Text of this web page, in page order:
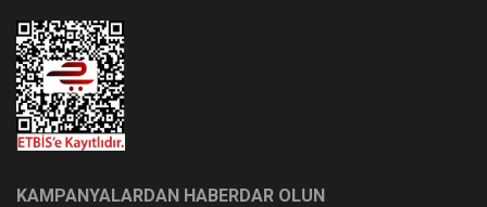
KAMPANYALARDAN HABERDAR OLUN